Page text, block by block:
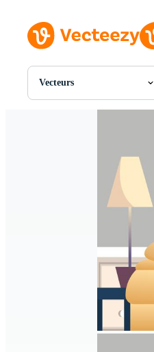
Vecteurs
Toutes Images